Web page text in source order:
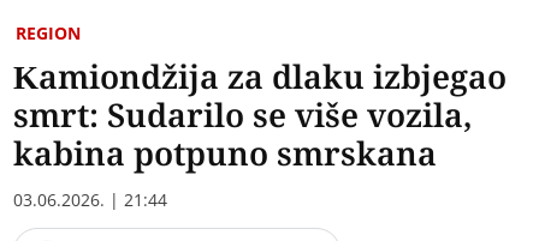
REGION
Kamiondžija za dlaku izbjegao
smrt: Sudarilo se više vozila,
kabina potpuno smrskana
03.06.2026. | 21:44